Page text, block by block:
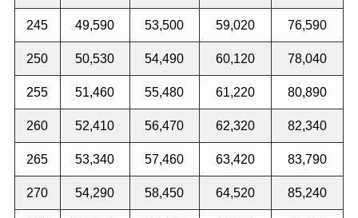
245 49,590 53,500 59,020 76,590
250 50,530 54,490 60,120 78,040
255 51,460 55,480 61,220 80,890
260 52,410 56,470 62,320 82,340
265 53,340 57,460 63,420 83,790
270 54,290 58,450 64,520 85,240